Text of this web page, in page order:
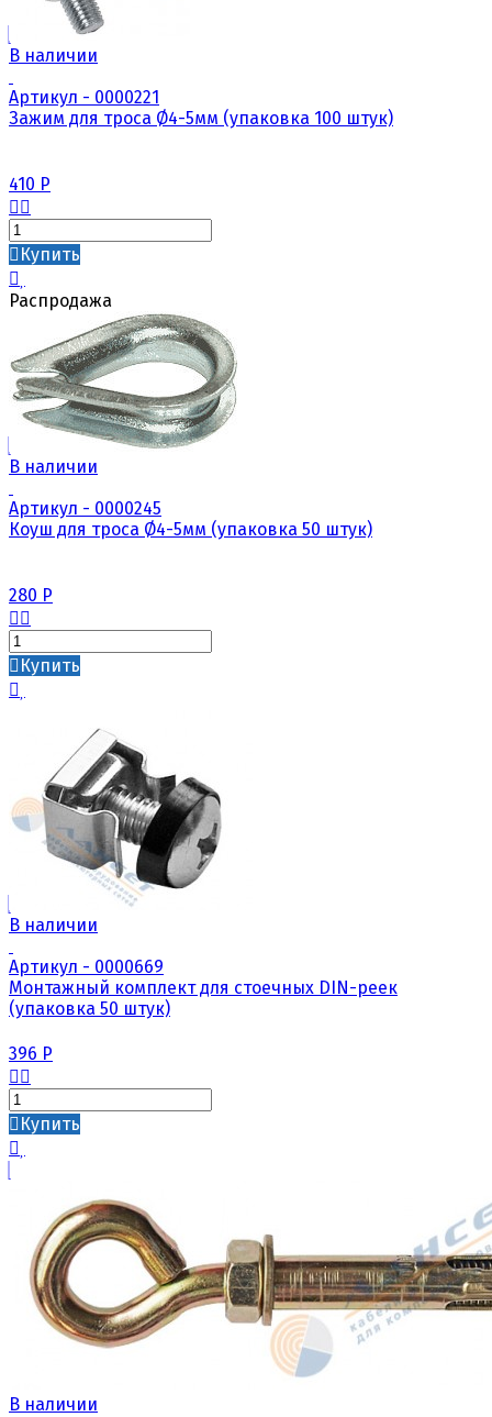
В наличии
Артикул - 0000221
Зажим для троса Ø4-5мм (упаковка 100 штук)
410 Р
Купить
Распродажа
В наличии
Артикул - 0000245
Коуш для троса Ø4-5мм (упаковка 50 штук)
280 Р
Купить
В наличии
Артикул - 0000669
Монтажный комплект для стоечных DIN-реек
(упаковка 50 штук)
396 Р
Купить
В наличии